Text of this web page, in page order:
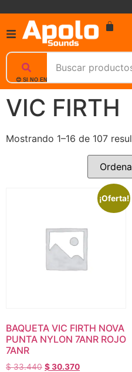
😊 SI NO ENCUENTRAS UN PRODUCTO,
VIC FIRTH
Mostrando 1–16 de 107
¡Oferta!
BAQUETA VIC FIRTH NOVA
PUNTA NYLON 7ANR ROJO
7ANR
$33.440 $30.370